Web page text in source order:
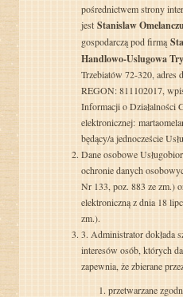
pośrednictwem strony
jest Stanislaw
gospodarczą pod firmą
Handlowo-Uslugowa
Trzebiatów 72-320, adres
REGON: 811102017,
Informacji o Działalności
elektronicznej:
będący/a jednoczeście
Dane osobowe
ochronie danych
Nr 133, poz. 883 ze zm.)
elektroniczną z dnia 18
zm.).
3. Administrator dokłada
interesów osób, których
zapewnia, że zbierane
przetwarzane